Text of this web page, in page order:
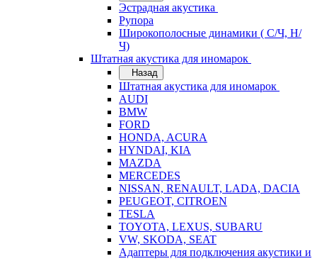
Эстрадная акустика
Рупора
Широкополосные динамики ( С/Ч, Н/
Ч)
Штатная акустика для иномарок
Назад
Штатная акустика для иномарок
AUDI
BMW
FORD
HONDA, ACURA
HYNDAI, KIA
MAZDA
MERCEDES
NISSAN, RENAULT, LADA, DACIA
PEUGEOT, CITROEN
TESLA
TOYOTA, LEXUS, SUBARU
VW, SKODA, SEAT
Адаптеры для подключения акустики и